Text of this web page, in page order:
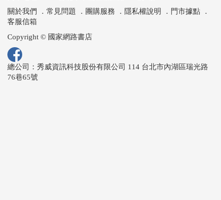
關於我們 ． 常見問題 ． 團購服務 ． 隱私權說明 ． 門市據點 ．
客服信箱
Copyright © 國家網路書店
總公司：秀威資訊科技股份有限公司 114 台北市內湖區瑞光路
76巷65號